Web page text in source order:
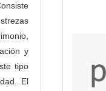
y
tipo
El